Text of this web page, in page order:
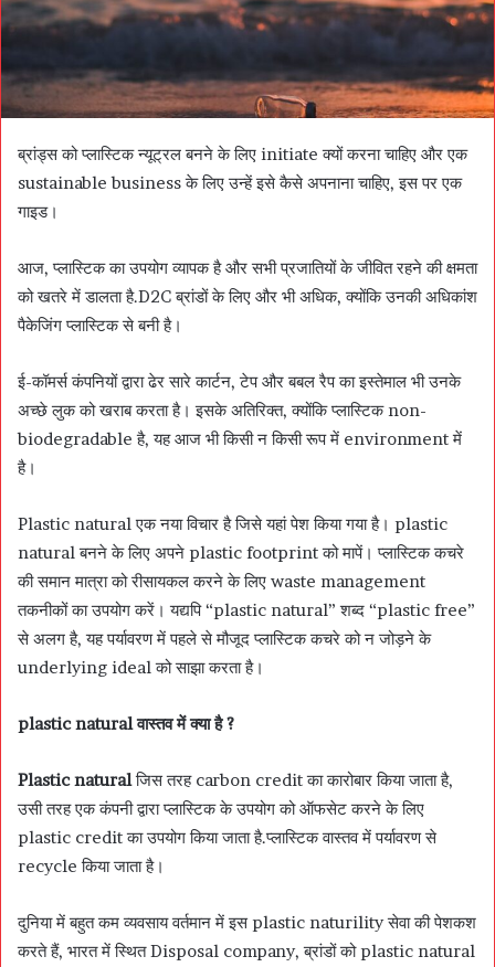
ब्रांड्स को प्लास्टिक न्यूट्रल बनने के लिए initiate क्यों करना चाहिए और एक
sustainable business के लिए उन्हें इसे कैसे अपनाना चाहिए, इस पर एक
गाइड।
आज, प्लास्टिक का उपयोग व्यापक है और सभी प्रजातियों के जीवित रहने की क्षमता
को खतरे में डालता है.D2C ब्रांडों के लिए और भी अधिक, क्योंकि उनकी अधिकांश
पैकेजिंग प्लास्टिक से बनी है।
ई-कॉमर्स कंपनियों द्वारा ढेर सारे कार्टन, टेप और बबल रैप का इस्तेमाल भी उनके
अच्छे लुक को खराब करता है। इसके अतिरिक्त, क्योंकि प्लास्टिक non-
biodegradable है, यह आज भी किसी न किसी रूप में environment में
है।
Plastic natural एक नया विचार है जिसे यहां पेश किया गया है। plastic
natural बनने के लिए अपने plastic footprint को मापें। प्लास्टिक कचरे
की समान मात्रा को रीसायकल करने के लिए waste management
तकनीकों का उपयोग करें। यद्यपि “plastic natural” शब्द “plastic free”
से अलग है, यह पर्यावरण में पहले से मौजूद प्लास्टिक कचरे को न जोड़ने के
underlying ideal को साझा करता है।
plastic natural वास्तव में क्या है ?
Plastic naturalजिस तरह carbon credit का कारोबार किया जाता है,
उसी तरह एक कंपनी द्वारा प्लास्टिक के उपयोग को ऑफसेट करने के लिए
plastic credit का उपयोग किया जाता है.प्लास्टिक वास्तव में पर्यावरण से
recycle किया जाता है।
दुनिया में बहुत कम व्यवसाय वर्तमान में इस plastic naturility सेवा की पेशकश
करते हैं, भारत में स्थित Disposal company, ब्रांडों को plastic natural